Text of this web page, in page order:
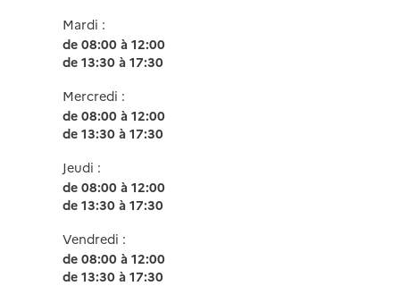
Mardi :
de 08:00 à 12:00
de 13:30 à 17:30
Mercredi :
de 08:00 à 12:00
de 13:30 à 17:30
Jeudi :
de 08:00 à 12:00
de 13:30 à 17:30
Vendredi :
de 08:00 à 12:00
de 13:30 à 17:30